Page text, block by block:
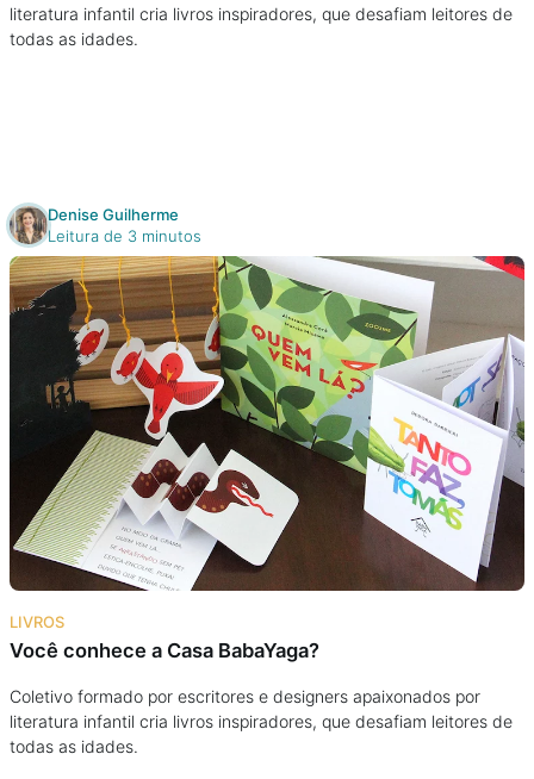
Colunas
Cursos On line
E-Books
Eventos
Podcast
Assine
Taba na Escola
literatura infantil cria livros inspiradores, que desafiam leitores de
todas as idades.
Denise Guilherme
Leitura de 3 minutos
LIVROS
Você conhece a Casa BabaYaga?
Coletivo formado por escritores e designers apaixonados por
literatura infantil cria livros inspiradores, que desafiam leitores de
todas as idades.